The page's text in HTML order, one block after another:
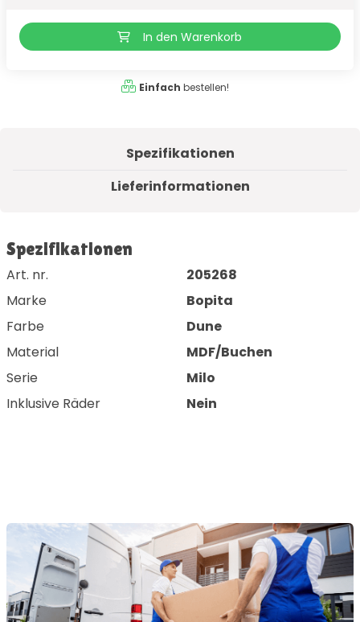
In den Warenkorb
Einfach bestellen!
Spezifikationen
Lieferinformationen
Spezifikationen
Art. nr.
205268
Marke
Bopita
Farbe
Dune
Material
MDF/Buchen
Serie
Milo
Inklusive Räder
Nein